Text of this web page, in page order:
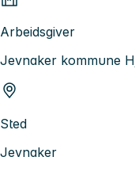
Arbeidsgiver
Jevnaker kommune
Sted
Jevnaker